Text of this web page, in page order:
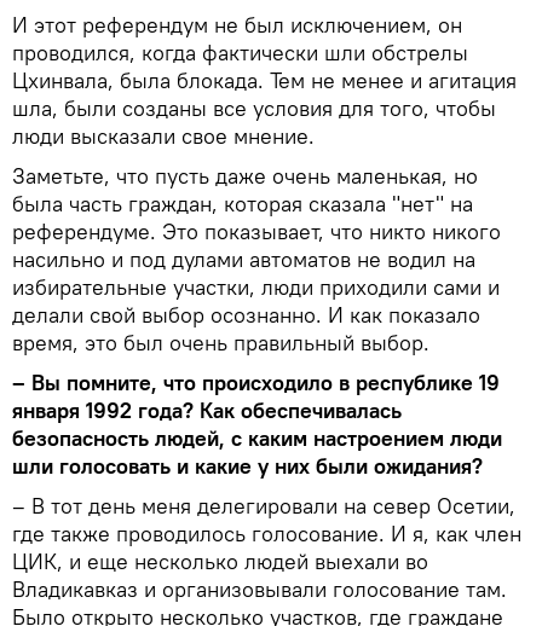
И этот референдум не был исключением, он
проводился, когда фактически шли обстрелы
Цхинвала, была блокада. Тем не менее и агитация
шла, были созданы все условия для того, чтобы
люди высказали свое мнение.
Заметьте, что пусть даже очень маленькая, но
была часть граждан, которая сказала "нет" на
референдуме. Это показывает, что никто никого
насильно и под дулами автоматов не водил на
избирательные участки, люди приходили сами и
делали свой выбор осознанно. И как показало
время, это был очень правильный выбор.
– Вы помните, что происходило в республике 19
января 1992 года? Как обеспечивалась
безопасность людей, с каким настроением люди
шли голосовать и какие у них были ожидания?
– В тот день меня делегировали на север Осетии,
где также проводилось голосование. И я, как член
ЦИК, и еще несколько людей выехали во
Владикавказ и организовывали голосование там.
Было открыто несколько участков, где граждане